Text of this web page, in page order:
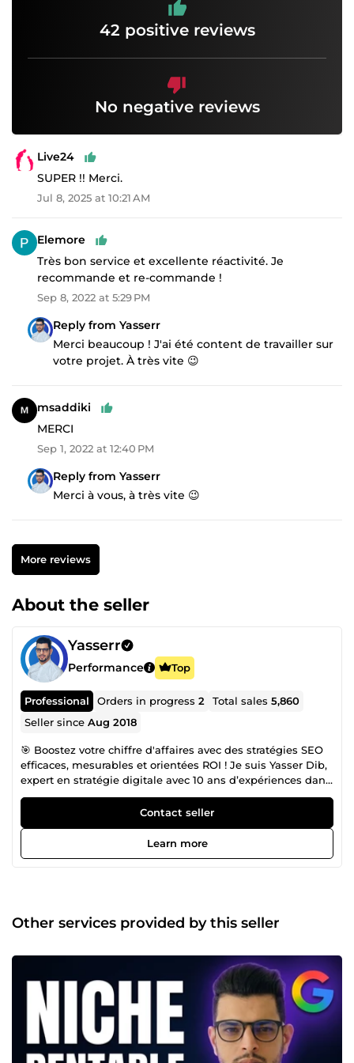
42 positive reviews
No negative reviews
Live24
SUPER !! Merci.
Jul 8, 2025 at 10:21 AM
Elemore
Très bon service et excellente réactivité. Je
recommande et re-commande !
Sep 8, 2022 at 5:29 PM
Reply from Yasserr
Merci beaucoup ! J'ai été content de travailler sur
votre projet. À très vite 😉
msaddiki
MERCI
Sep 1, 2022 at 12:40 PM
Reply from Yasserr
Merci à vous, à très vite 😉
More reviews
About the seller
Yasserr
Performance Top
Professional Orders in progress2 Total sales5,860
Seller sinceAug 2018
🎯 Boostez votre chiffre d'affaires avec des stratégies SEO
efficaces, mesurables et orientées ROI ! Je suis Yasser Dib,
expert en stratégie digitale avec 10 ans d’expériences dans
le domaine du référencement naturel et du Webdesign.
Actif sur ComeUp depuis 2018, j’ai aidé plusieurs centaines
d'entreprises à renforcer leur présence en ligne, à attirer
un trafic qualifié et à augmenter leur chiffre d’affaires
grâce à des stratégies SEO performantes et sur-mesure. 👀
approfondie du contenu et des mots clés pour aligner
votre site sur les attentes des utilisateurs et des moteurs
de la qualité des backlinks, des sites référents et des
ancres. Audit technique ⚙️ : Vérification des aspects
techniques (indexation Google, vitesse de chargement,
optimisation des pages). Analyse concurrence 🕶️ :
Benchmarking des concurrents (mots clés,
positionnement, netlinking) pour élaborer une stratégie
gagnante. Pilotage SEO 🏁 : Déploiement de stratégies
Contact seller
Learn more
Other services provided by this seller